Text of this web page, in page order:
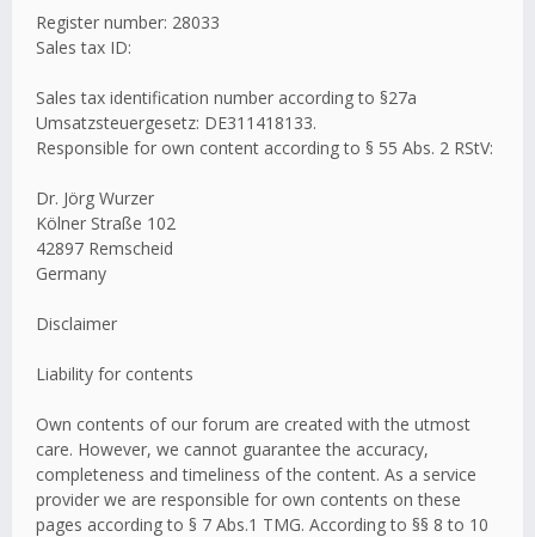
Register number: 28033
Sales tax ID:
Sales tax identification number according to §27a
Umsatzsteuergesetz: DE311418133.
Responsible for own content according to § 55 Abs. 2 RStV:
Dr. Jörg Wurzer
Kölner Straße 102
42897 Remscheid
Germany
Disclaimer
Liability for contents
Own contents of our forum are created with the utmost
care. However, we cannot guarantee the accuracy,
completeness and timeliness of the content. As a service
provider we are responsible for own contents on these
pages according to § 7 Abs.1 TMG. According to §§ 8 to 10